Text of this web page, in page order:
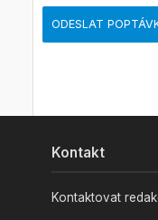
ODESLAT
Kontakt
Kontaktovat